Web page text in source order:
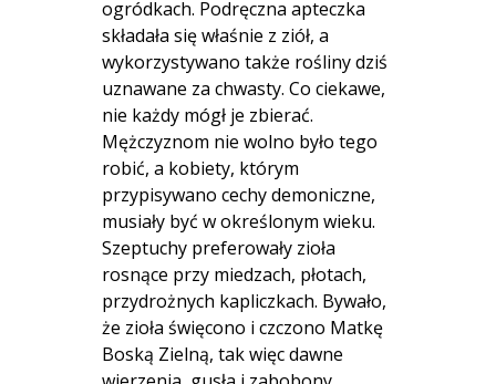
ogródkach. Podręczna apteczka
składała się właśnie z ziół, a
wykorzystywano także rośliny dziś
uznawane za chwasty. Co ciekawe,
nie każdy mógł je zbierać.
Mężczyznom nie wolno było tego
robić, a kobiety, którym
przypisywano cechy demoniczne,
musiały być w określonym wieku.
Szeptuchy preferowały zioła
rosnące przy miedzach, płotach,
przydrożnych kapliczkach. Bywało,
że zioła święcono i czczono Matkę
Boską Zielną, tak więc dawne